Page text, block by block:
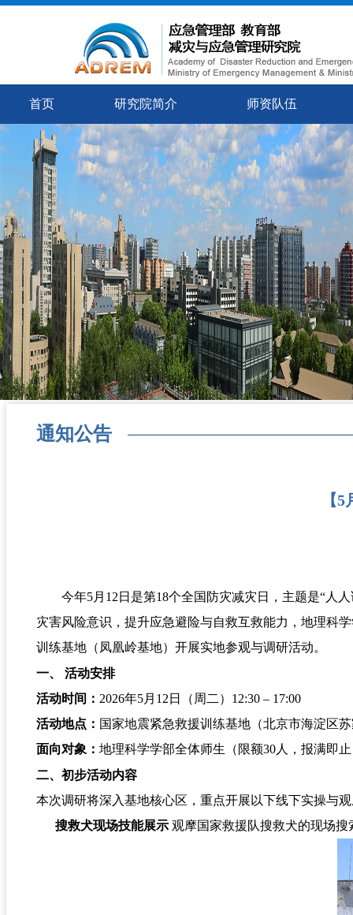
首页 研究院简介 师资队伍
通知公告
【
今年5月12日是第18个全国防灾减灾日，主题是“人
灾害风险意识，提升应急避险与自救互救能力，地理科
训练基地（凤凰岭基地）开展实地参观与调研活动。
一、 活动安排
活动时间： 2026年5月12日（周二）12:30 – 17:00
活动地点： 国家地震紧急救援训练基地（北京市海淀区
面向对象： 地理科学学部全体师生（限额30人，报满即
二、初步活动内容
本次调研将深入基地核心区，重点开展以下线下实操与
搜救犬现场技能展示观摩国家救援队搜救犬的现场搜